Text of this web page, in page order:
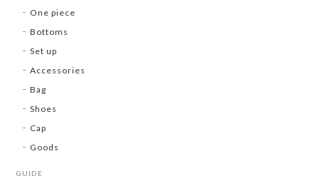
One piece
Bottoms
Set up
Accessories
Bag
Shoes
Cap
Goods
GUIDE